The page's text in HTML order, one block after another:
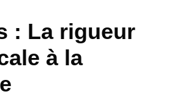
: La rigueur
à la